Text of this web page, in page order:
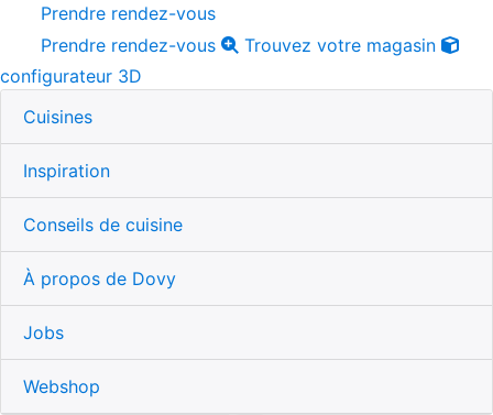
Prendre rendez-vous
Prendre rendez-vous
Trouvez votre magasin
configurateur 3D
Cuisines
Inspiration
Conseils de cuisine
À propos de Dovy
Jobs
Webshop